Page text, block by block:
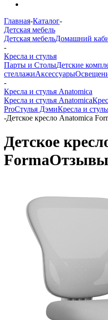
Главная-Каталог-
Детская мебель
Детская мебельДомашний
-
Кресла и стулья
Парты и СтолыДетские
стеллажиАксессуары
-
Кресла и стулья Anatomica
Кресла и стулья Anatomica
ProСтулья ДэмиКресла и
-Детское кресло Anatomica
Детское
FormaОтзывы